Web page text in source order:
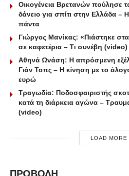
Οικογένεια Βρετανών πούλησε
δάνειο για σπίτι στην Ελλάδα –
πάντα
Γιώργος Μανίκας: «Πιάστηκε
σε καφετέρια – Tι συνέβη (video)
Αθηνά Ωνάση: Η απρόσμενη
Γιάν Τοπς – Η κίνηση με το
ευρώ
Τραγωδία: Ποδοσφαιριστής
κατά τη διάρκεια αγώνα –
(video)
LOAD MORE
ΠΡΟΒΟΛΗ